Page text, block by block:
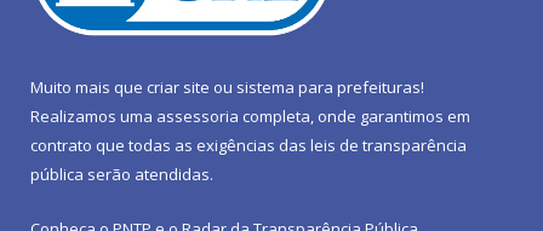
Muito mais que criar site ou sistema para prefeituras!
Realizamos uma assessoria completa, onde garantimos em
contrato que todas as exigências das leis de transparência
pública serão atendidas.